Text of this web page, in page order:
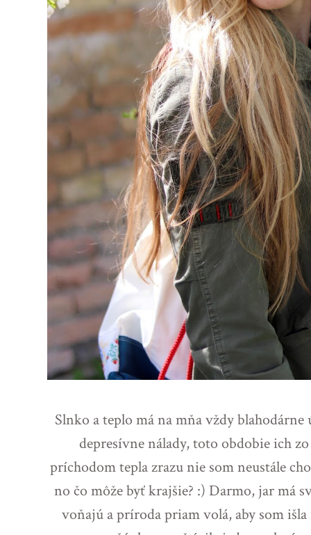
Slnko a teplo má na mňa vždy
depresívne nálady, toto obdobie ich
príchodom tepla zrazu nie som neustále
no čo môže byť krajšie? :) Darmo, jar má
voňajú a príroda priam volá, aby som